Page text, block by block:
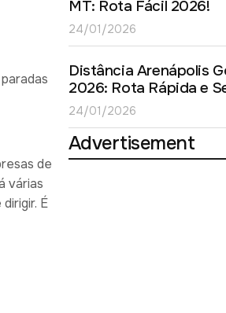
de
várias
É
MT: Rota Fácil 2026!
24/01/2026
Distância Arenápolis
2026: Rota Rápida e
24/01/2026
Advertisement